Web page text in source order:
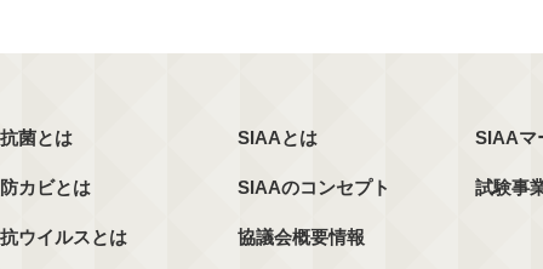
抗菌とは
防カビとは
抗ウイルスとは
SIAAとは
SIAAのコンセプト
協議会概要情報
SIAAマ
試験事